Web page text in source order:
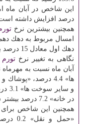
درصد افزایش داشته
همچنین بیشترین نرخ
دهك اول معادل 15 درصد بوده است.
نگاهی به تغییر نرخ تورم
آبان ماه نسبت به مهرماه
و سایر سوخت ها» 3.1 درصد و «اثاث، لوازم و
در خانه» 7.2 درصد بیشتر شد.